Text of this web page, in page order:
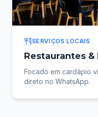
SERVIÇOS LOCAIS
Restaurantes
Focado em cardápio
direto no WhatsApp.